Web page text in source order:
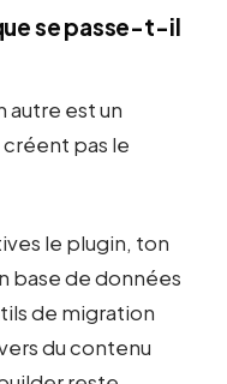
se passe-t-il
autre est un
créent pas le
le plugin, ton
base de données
de migration
du contenu